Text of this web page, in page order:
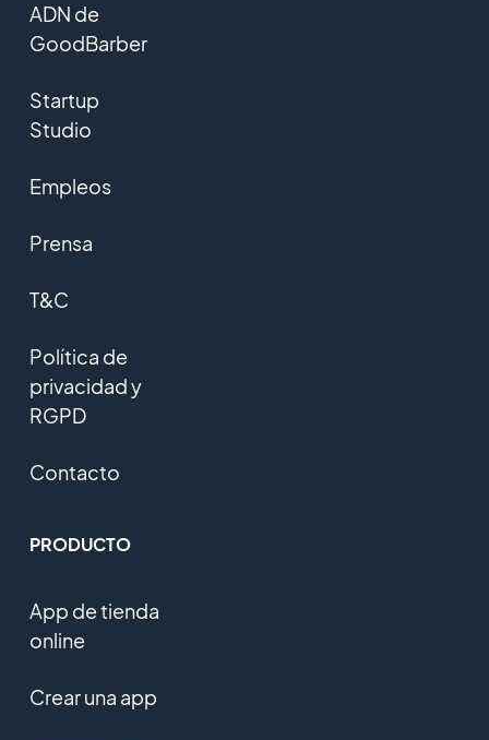
ADN de
GoodBarber
Startup
Studio
Empleos
Prensa
T&C
Política de
privacidad y
RGPD
Contacto
PRODUCTO
App de tienda
online
Crear una app